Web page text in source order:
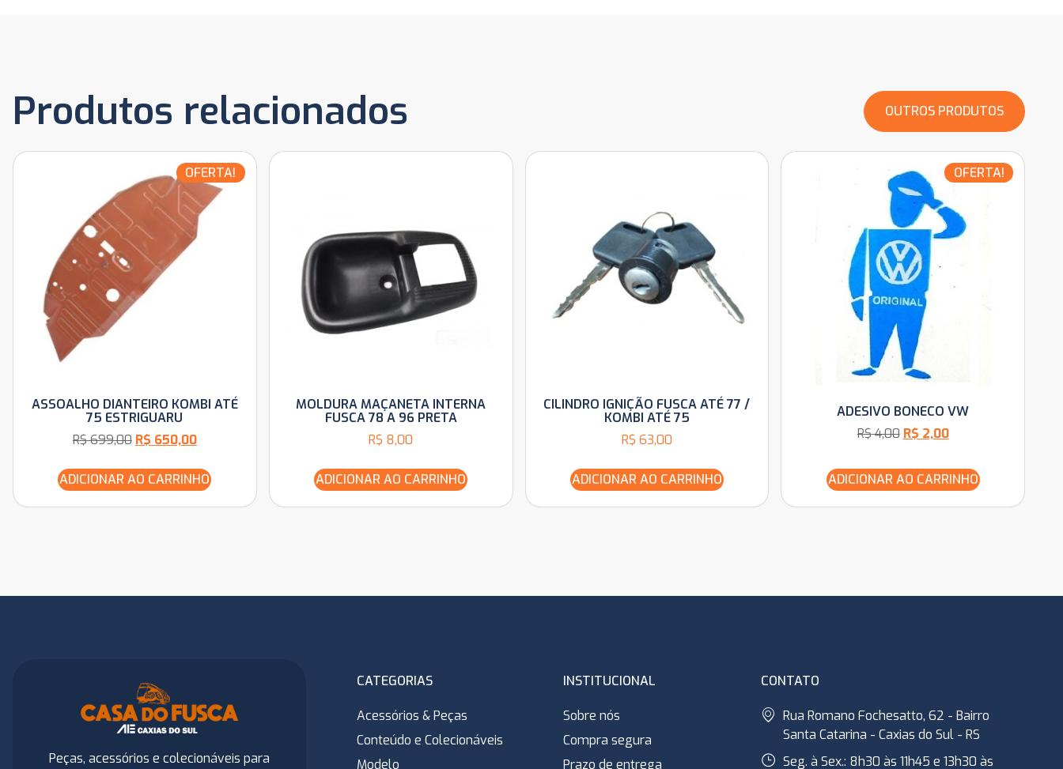
Produtos relacionados OUTROS PRODUTOS
OFERTA!
ASSOALHO DIANTEIRO KOMBI ATÉ
75 ESTRIGUARU
R$699,00 R$ 650,00
ADICIONAR AO CARRINHO
MOLDURA MAÇANETA INTERNA
FUSCA 78 A 96 PRETA
R$ 8,00
ADICIONAR AO CARRINHO
CILINDRO IGNIÇÃO FUSCA ATÉ 77 /
KOMBI ATÉ 75
R$ 63,00
ADICIONAR AO CARRINHO
OFERTA!
ADESIVO BONECO VW
R$4,00 R$ 2,00
ADICIONAR AO CARRINHO
Peças, acessórios e colecionáveis para
CATEGORIAS
Acessórios & Peças
Conteúdo e Colecionáveis
Modelo
INSTITUCIONAL
Sobre nós
Compra segura
Prazo de entrega
CONTATO
Rua Romano Fochesatto, 62 - Bairro
Santa Catarina - Caxias do Sul - RS
Seg. à Sex.: 8h30 às 11h45 e 13h30 às